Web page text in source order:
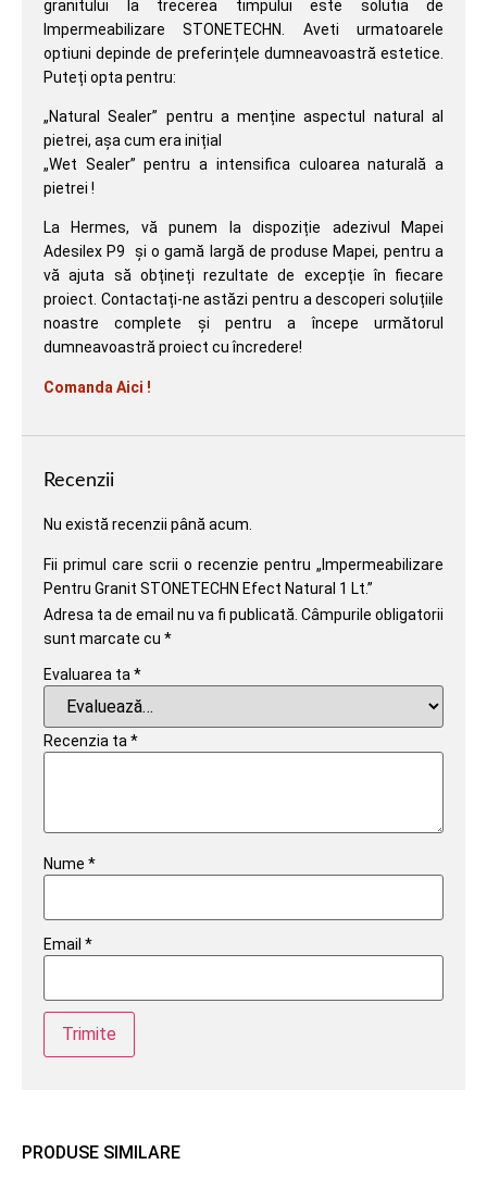
PRODUSE SIMILARE
granitului la trecerea timpului este solutia de
Impermeabilizare STONETECHN. Aveti urmatoarele
optiuni depinde de preferințele dumneavoastră estetice.
Puteți opta pentru:
„Natural Sealer” pentru a menține aspectul natural al
pietrei, așa cum era inițial
„Wet Sealer” pentru a intensifica culoarea naturală a
pietrei !
La Hermes, vă punem la dispoziție adezivul Mapei
Adesilex P9 și o gamă largă de produse Mapei, pentru a
vă ajuta să obțineți rezultate de excepție în fiecare
proiect. Contactați-ne astăzi pentru a descoperi soluțiile
noastre complete și pentru a începe următorul
dumneavoastră proiect cu încredere!
Comanda Aici !
Recenzii
Nu există recenzii până acum.
Fii primul care scrii o recenzie pentru „Impermeabilizare
Pentru Granit STONETECHN Efect Natural 1 Lt.”
Adresa ta de email nu va fi publicată. Câmpurile obligatorii
sunt marcate cu *
Evaluarea ta *
Recenzia ta *
Nume *
Email *